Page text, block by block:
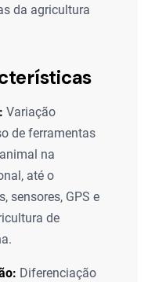
da agricultura
Variação
de ferramentas
na
até o
sensores, GPS e
de
Diferenciação